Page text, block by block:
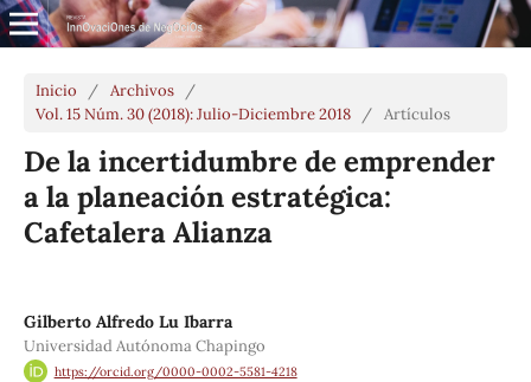
Inicio / Archivos
/
Vol. 15 Núm. 30 (2018): Julio-Diciembre 2018
/ Artículos
De la incertidumbre de emprender
a la planeación estratégica:
Cafetalera Alianza
Gilberto Alfredo Lu Ibarra
Universidad Autónoma Chapingo
https://orcid.org/0000-0002-5581-4218